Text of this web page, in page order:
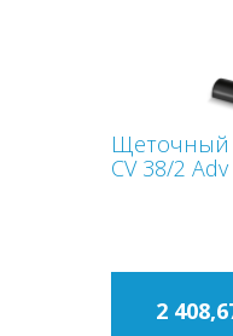
Щеточный
CV 38/2
2